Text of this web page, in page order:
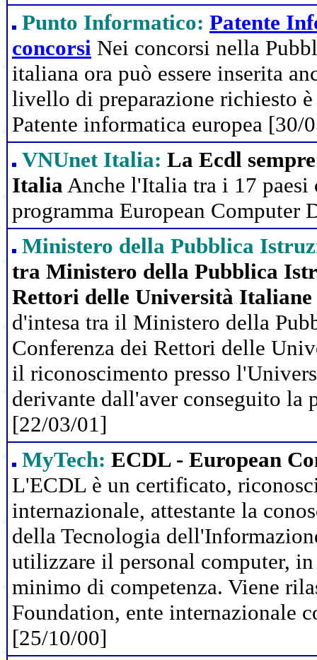
Punto Informatico: Patente
concorsi Nei concorsi nella
italiana ora può essere inserita
livello di preparazione richiesto
Patente informatica europea [30/
VNUnet Italia: La Ecdl
Italia Anche l'Italia tra i 17
programma European
Ministero della Pubblica
tra Ministero della Pubblica
Rettori delle Università Italiane
d'intesa tra il Ministero della
Conferenza dei Rettori delle
il riconoscimento presso
derivante dall'aver conseguito la
[22/03/01]
MyTech: ECDL - European
L'ECDL è un certificato,
internazionale, attestante la
della Tecnologia
utilizzare il personal computer,
minimo di competenza. Viene
Foundation, ente internazionale
[25/10/00]